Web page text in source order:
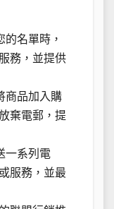
的名單時，
務，並提供
商品加入購
棄電郵，提
一系列電
服務，並最